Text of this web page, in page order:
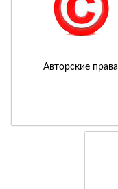
Авторские права